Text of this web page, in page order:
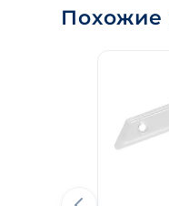
Похожие